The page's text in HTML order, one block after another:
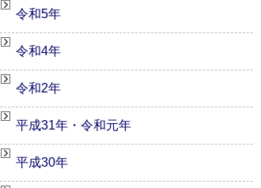
令和5年
令和4年
令和2年
平成31年・令和元年
平成30年